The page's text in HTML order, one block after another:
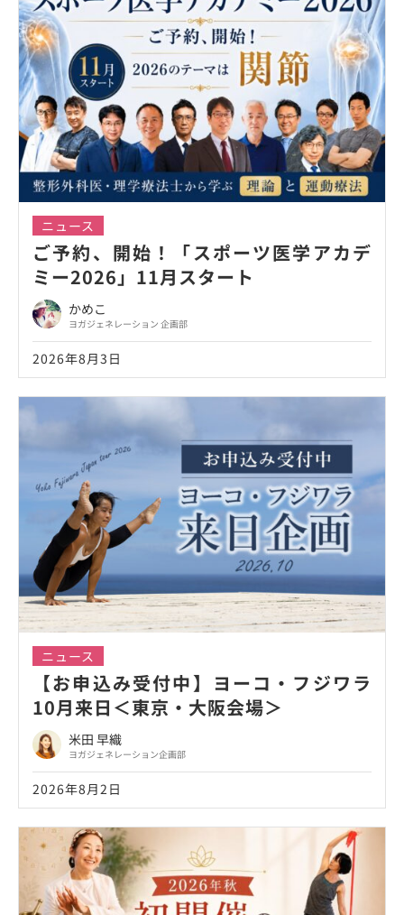
ニュース
ご予約、開始！「スポーツ医学アカデ
ミー2026」11月スタート
かめこ
ヨガジェネレーション 企画部
2026年8月3日
ニュース
【お申込み受付中】ヨーコ・フジワラ
10月来日＜東京・大阪会場＞
米田 早織
ヨガジェネレーション企画部
2026年8月2日